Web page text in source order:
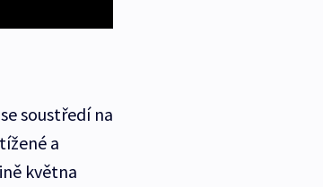
soustředí na
a
května